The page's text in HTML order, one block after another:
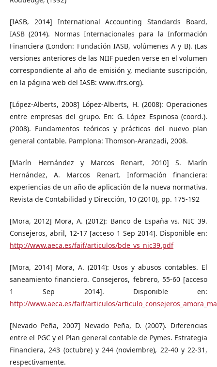
[IASB, 2014] International Accounting Standards Board,
IASB (2014). Normas Internacionales para la Información
Financiera (London: Fundación IASB, volúmenes A y B). (Las
versiones anteriores de las NIIF pueden verse en el volumen
correspondiente al año de emisión y, mediante suscripción,
en la página web del IASB: www.ifrs.org).
[López-Alberts, 2008] López-Alberts, H. (2008): Operaciones
entre empresas del grupo. En: G. López Espinosa (coord.).
(2008). Fundamentos teóricos y prácticos del nuevo plan
general contable. Pamplona: Thomson-Aranzadi, 2008.
[Marín Hernández y Marcos Renart, 2010] S. Marín
Hernández, A. Marcos Renart. Información financiera:
experiencias de un año de aplicación de la nueva normativa.
Revista de Contabilidad y Dirección, 10 (2010), pp. 175-192
[Mora, 2012] Mora, A. (2012): Banco de España vs. NIC 39.
Consejeros, abril, 12-17 [acceso 1 Sep 2014]. Disponible en:
http://www.aeca.es/faif/articulos/bde_vs_nic39.pdf
[Mora, 2014] Mora, A. (2014): Usos y abusos contables. El
saneamiento financiero. Consejeros, febrero, 55-60 [acceso
1 Sep 2014]. Disponible en:
http://www.aeca.es/faif/articulos/
[Nevado Peña, 2007] Nevado Peña, D. (2007). Diferencias
entre el PGC y el Plan general contable de Pymes. Estrategia
Financiera, 243 (octubre) y 244 (noviembre), 22-40 y 22-31,
respectivamente.